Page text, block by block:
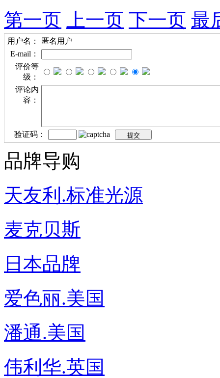
第一页 上一页 下一页 最
用户名：
匿名用户
E-mail：
评价等
级：
评论内
容：
验证码：
品牌导购
天友利.标准光源
麦克贝斯
日本品牌
爱色丽.美国
潘通.美国
伟利华.英国